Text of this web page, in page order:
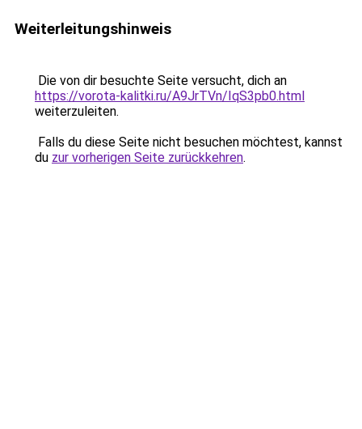
Weiterleitungshinweis
Die von dir besuchte Seite versucht, dich an
https://vorota-kalitki.ru/A9JrTVn/IqS3pb0.html
weiterzuleiten.
Falls du diese Seite nicht besuchen möchtest, kannst
du zur vorherigen Seite zurückkehren.